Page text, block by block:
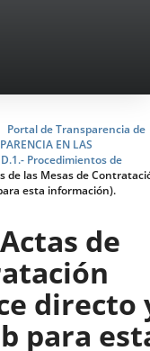
Portal de Transparencia de
EN LAS
D.1.- Procedimientos de
de las Mesas de
esta información).
de
directo
para